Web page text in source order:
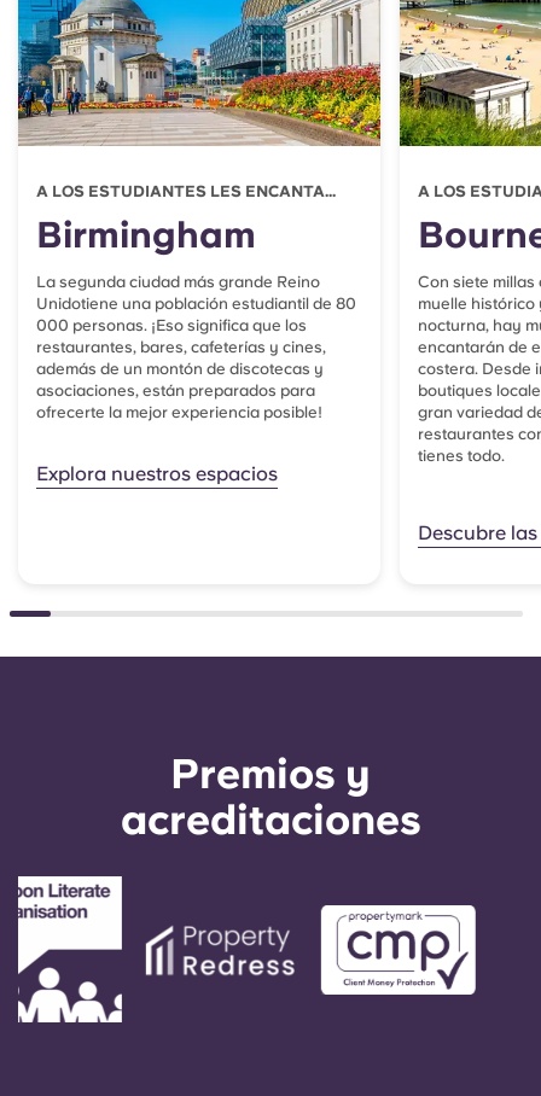
Instalación:Ahora que ya tienes el alojamiento
reservado y has aceptado la plaza en la
universidad, ¡es hora de instalarte! Nuestros
equipos, siempre tan amables, se encargarán de
coordinar la fecha, la hora y parking para tu
oficina, avisa al equipo con antelación.
A LOS ESTUDIANTES LES ENCANTA...
Birmingham
La segunda ciudad más grande Reino
Unidotiene una población estudiantil de 80
000 personas. ¡Eso significa que los
restaurantes, bares, cafeterías y cines,
además de un montón de discotecas y
asociaciones, están preparados para
ofrecerte la mejor experiencia posible!
Explora nuestros espacios
A LOS
Con siete millas
muelle histórico
nocturna, hay
encantarán de
costera. Desde
boutiques
gran variedad
restaurantes
tienes todo.
Descubre
Premios y
acreditaciones